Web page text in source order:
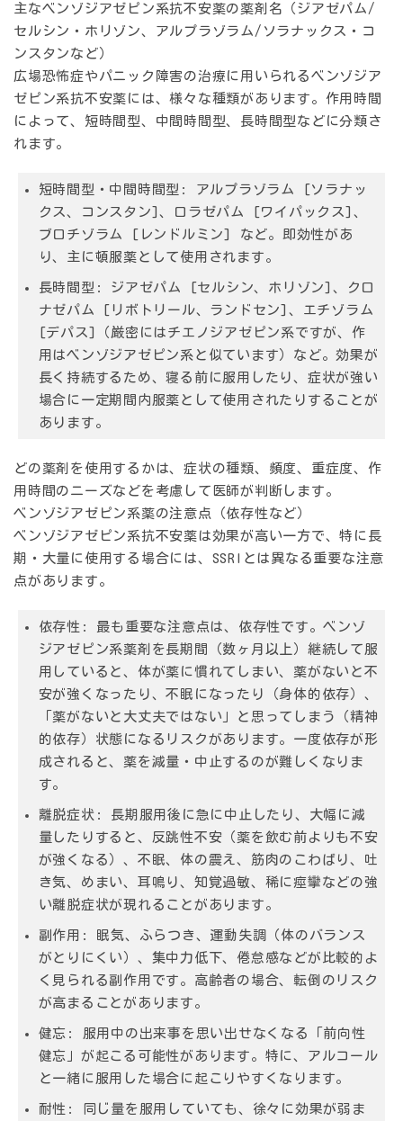
主なベンゾジアゼピン系抗不安薬の薬剤名（ジアゼパム/
セルシン・ホリゾン、アルプラゾラム/ソラナックス・コ
ンスタンなど）
広場恐怖症やパニック障害の治療に用いられるベンゾジア
ゼピン系抗不安薬には、様々な種類があります。作用時間
によって、短時間型、中間時間型、長時間型などに分類さ
れます。
短時間型・中間時間型:
アルプラゾラム [ソラナッ
クス、コンスタン]、ロラゼパム [ワイパックス]、
ブロチゾラム [レンドルミン] など。即効性があ
り、主に頓服薬として使用されます。
長時間型:
ジアゼパム [セルシン、ホリゾン]、クロ
ナゼパム [リボトリール、ランドセン]、エチゾラム
[デパス]（厳密にはチエノジアゼピン系ですが、作
用はベンゾジアゼピン系と似ています）など。効果が
長く持続するため、寝る前に服用したり、症状が強い
場合に一定期間内服薬として使用されたりすることが
あります。
どの薬剤を使用するかは、症状の種類、頻度、重症度、作
用時間のニーズなどを考慮して医師が判断します。
ベンゾジアゼピン系薬の注意点（依存性など）
ベンゾジアゼピン系抗不安薬は効果が高い一方で、特に長
期・大量に使用する場合には、SSRIとは異なる重要な注意
点があります。
依存性:
最も重要な注意点は、依存性です。ベンゾ
ジアゼピン系薬剤を長期間（数ヶ月以上）継続して服
用していると、体が薬に慣れてしまい、薬がないと不
安が強くなったり、不眠になったり（身体的依存）、
「薬がないと大丈夫ではない」と思ってしまう（精神
的依存）状態になるリスクがあります。一度依存が形
成されると、薬を減量・中止するのが難しくなりま
す。
離脱症状:
長期服用後に急に中止したり、大幅に減
量したりすると、反跳性不安（薬を飲む前よりも不安
が強くなる）、不眠、体の震え、筋肉のこわばり、吐
き気、めまい、耳鳴り、知覚過敏、稀に痙攣などの強
い離脱症状が現れることがあります。
副作用:
眠気、ふらつき、運動失調（体のバランス
がとりにくい）、集中力低下、倦怠感などが比較的よ
く見られる副作用です。高齢者の場合、転倒のリスク
が高まることがあります。
健忘:
服用中の出来事を思い出せなくなる「前向性
健忘」が起こる可能性があります。特に、アルコール
と一緒に服用した場合に起こりやすくなります。
耐性:
同じ量を服用していても、徐々に効果が弱ま